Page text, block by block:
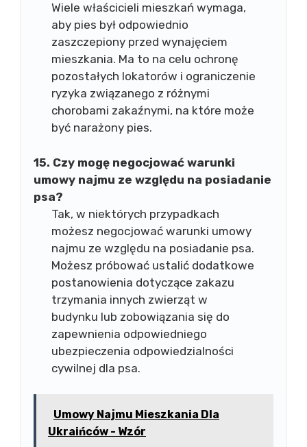
Wiele właścicieli mieszkań wymaga,
aby pies był odpowiednio
zaszczepiony przed wynajęciem
mieszkania. Ma to na celu ochronę
pozostałych lokatorów i ograniczenie
ryzyka związanego z różnymi
chorobami zakaźnymi, na które może
być narażony pies.
15. Czy mogę negocjować warunki
umowy najmu ze względu na posiadanie
psa?
Tak, w niektórych przypadkach
możesz negocjować warunki umowy
najmu ze względu na posiadanie psa.
Możesz próbować ustalić dodatkowe
postanowienia dotyczące zakazu
trzymania innych zwierząt w
budynku lub zobowiązania się do
zapewnienia odpowiedniego
ubezpieczenia odpowiedzialności
cywilnej dla psa.
Umowy Najmu Mieszkania Dla
Ukraińców - Wzór